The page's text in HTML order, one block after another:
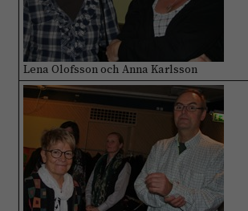
Lena Olofsson och Anna Karlsson